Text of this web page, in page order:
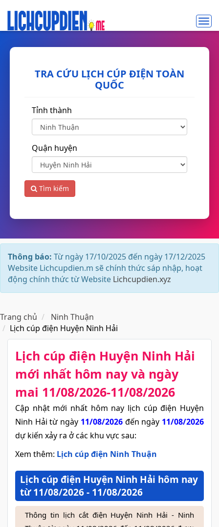
TRA CỨU LỊCH CÚP ĐIỆN TOÀN
QUỐC
Tỉnh thành
Quận huyện
Tìm kiếm
Thông báo: Từ ngày 17/10/2025 đến ngày 17/12/2025
Website Lichcupdien.m sẽ chính thức sáp nhập, hoạt
động chính thức từ Website Lichcupdien.xyz
Trang chủ
Ninh Thuận
Lịch cúp điện Huyện Ninh Hải
Lịch cúp điện Huyện Ninh Hải​
mới nhất hôm nay và ngày
mai 11/08/2026-11/08/2026
Cập nhật mới nhất hôm nay lịch cúp điện Huyện
Ninh Hải từ ngày 11/08/2026đến ngày 11/08/2026
dự kiến xảy ra ở các khu vực sau:
Xem thêm: Lịch cúp điện Ninh Thuận
Lịch cúp điện Huyện Ninh Hải hôm nay
từ 11/08/2026 - 11/08/2026
Thông tin lịch cắt điện Huyện Ninh Hải - Ninh